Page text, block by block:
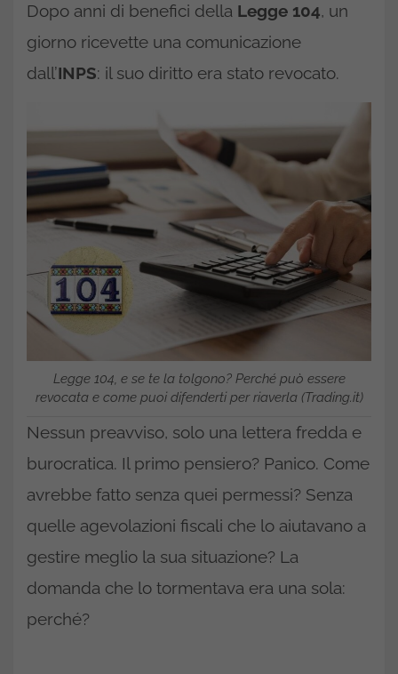
Dopo anni di benefici della Legge 104, un
giorno ricevette una comunicazione
dall’INPS: il suo diritto era stato revocato.
Legge 104, e se te la tolgono? Perché può essere
revocata e come puoi difenderti per riaverla (Trading.it)
Nessun preavviso, solo una lettera fredda e
burocratica. Il primo pensiero? Panico. Come
avrebbe fatto senza quei permessi? Senza
quelle agevolazioni fiscali che lo aiutavano a
gestire meglio la sua situazione? La
domanda che lo tormentava era una sola:
perché?